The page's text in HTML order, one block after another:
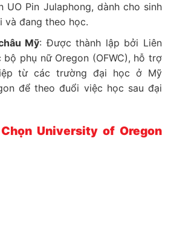
UO Pin Julaphong, dành cho sinh
và đang theo học.
Mỹ: Được thành lập bởi Liên
phụ nữ Oregon (OFWC), hỗ trợ
từ các trường đại học ở Mỹ
để theo đuổi việc học sau đại
University of Oregon